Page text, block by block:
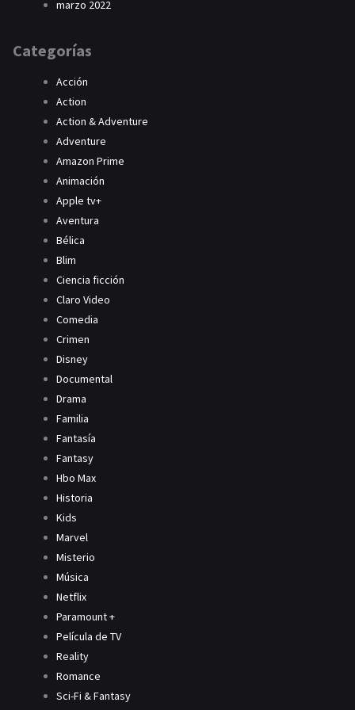
marzo 2022
Categorías
Acción
Action
Action & Adventure
Adventure
Amazon Prime
Animación
Apple tv+
Aventura
Bélica
Blim
Ciencia ficción
Claro Video
Comedia
Crimen
Disney
Documental
Drama
Familia
Fantasía
Fantasy
Hbo Max
Historia
Kids
Marvel
Misterio
Música
Netflix
Paramount +
Película de TV
Reality
Romance
Sci-Fi & Fantasy